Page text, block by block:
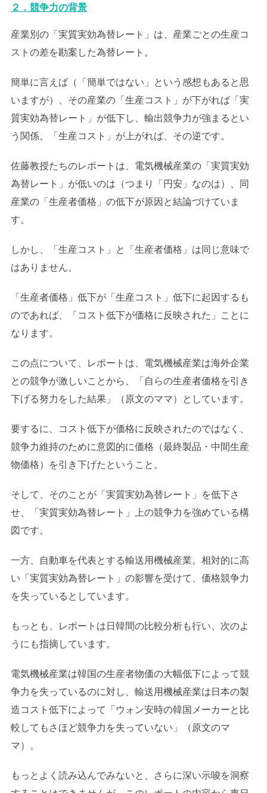
２．競争力の背景
産業別の「実質実効為替レート」は、産業ごとの生産コ
ストの差を勘案した為替レート。
簡単に言えば（「簡単ではない」という感想もあると思
いますが）、その産業の「生産コスト」が下がれば「実
質実効為替レート」が低下し、輸出競争力が強まるとい
う関係。「生産コスト」が上がれば、その逆です。
佐藤教授たちのレポートは、電気機械産業の「実質実効
為替レート」が低いのは（つまり「円安」なのは）、同
産業の「生産者価格」の低下が原因と結論づけていま
す。
しかし、「生産コスト」と「生産者価格」は同じ意味で
はありません。
「生産者価格」低下が「生産コスト」低下に起因するも
のであれば、「コスト低下が価格に反映された」ことに
なります。
この点について、レポートは、電気機械産業は海外企業
との競争が激しいことから、「自らの生産者価格を引き
下げる努力をした結果」（原文のママ）としています。
要するに、コスト低下が価格に反映されたのではなく、
競争力維持のために意図的に価格（最終製品・中間生産
物価格）を引き下げたということ。
そして、そのことが「実質実効為替レート」を低下さ
せ、「実質実効為替レート」上の競争力を強めている構
図です。
一方、自動車を代表とする輸送用機械産業。相対的に高
い「実質実効為替レート」の影響を受けて、価格競争力
を失っているとしています。
もっとも、レポートは日韓間の比較分析も行い、次のよ
うにも指摘しています。
電気機械産業は韓国の生産者物価の大幅低下によって競
争力を失っているのに対し、輸送用機械産業は日本の製
造コスト低下によって「ウォン安時の韓国メーカーと比
較してもさほど競争力を失っていない」（原文のマ
マ）。
もっとよく読み込んでみないと、さらに深い示唆を洞察